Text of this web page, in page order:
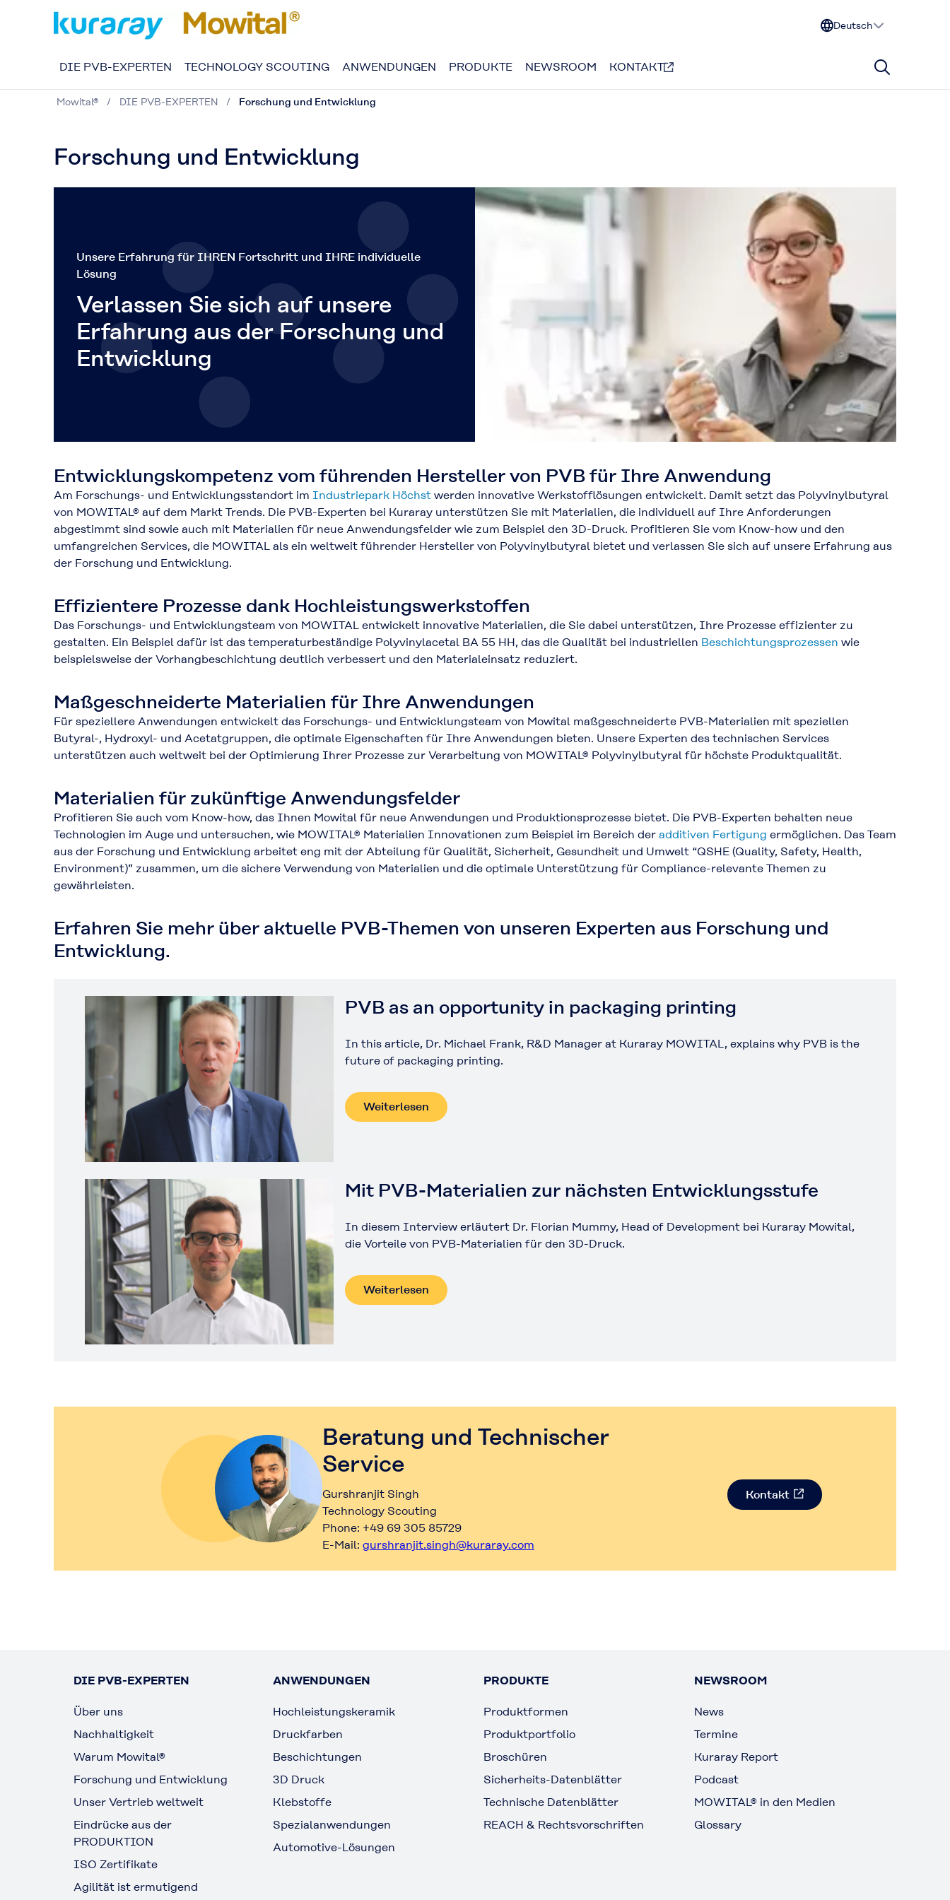
Deutsch
DIE PVB-EXPERTEN TECHNOLOGY SCOUTING ANWENDUNGEN PRODUKTE NEWSROOM KONTAKT
Mowital® DIE PVB-EXPERTEN Forschung und Entwicklung
Forschung und Entwicklung
Unsere Erfahrung für IHREN Fortschritt und IHRE individuelle
Lösung
Verlassen Sie sich auf unsere
Erfahrung aus der Forschung und
Entwicklung
Entwicklungskompetenz vom führenden Hersteller von PVB für Ihre Anwendung
Am Forschungs- und Entwicklungsstandort im Industriepark Höchst werden innovative Werkstofflösungen entwickelt. Damit setzt das Polyvinylbutyral
von MOWITAL® auf dem Markt Trends. Die PVB-Experten bei Kuraray unterstützen Sie mit Materialien, die individuell auf Ihre Anforderungen
abgestimmt sind sowie auch mit Materialien für neue Anwendungsfelder wie zum Beispiel den 3D-Druck. Profitieren Sie vom Know-how und den
umfangreichen Services, die MOWITAL als ein weltweit führender Hersteller von Polyvinylbutyral bietet und verlassen Sie sich auf unsere Erfahrung aus
der Forschung und Entwicklung.
Effizientere Prozesse dank Hochleistungswerkstoffen
Das Forschungs- und Entwicklungsteam von MOWITAL entwickelt innovative Materialien, die Sie dabei unterstützen, Ihre Prozesse effizienter zu
gestalten. Ein Beispiel dafür ist das temperaturbeständige Polyvinylacetal BA 55 HH, das die Qualität bei industriellen Beschichtungsprozessen wie
beispielsweise der Vorhangbeschichtung deutlich verbessert und den Materialeinsatz reduziert.
Maßgeschneiderte Materialien für Ihre Anwendungen
Für speziellere Anwendungen entwickelt das Forschungs- und Entwicklungsteam von Mowital maßgeschneiderte PVB-Materialien mit speziellen
Butyral-, Hydroxyl- und Acetatgruppen, die optimale Eigenschaften für Ihre Anwendungen bieten. Unsere Experten des technischen Services
unterstützen auch weltweit bei der Optimierung Ihrer Prozesse zur Verarbeitung von MOWITAL® Polyvinylbutyral für höchste Produktqualität.
Materialien für zukünftige Anwendungsfelder
Profitieren Sie auch vom Know-how, das Ihnen Mowital für neue Anwendungen und Produktionsprozesse bietet. Die PVB-Experten behalten neue
Technologien im Auge und untersuchen, wie MOWITAL® Materialien Innovationen zum Beispiel im Bereich der additiven Fertigung ermöglichen. Das Team
aus der Forschung und Entwicklung arbeitet eng mit der Abteilung für Qualität, Sicherheit, Gesundheit und Umwelt “QSHE (Quality, Safety, Health,
Environment)” zusammen, um die sichere Verwendung von Materialien und die optimale Unterstützung für Compliance-relevante Themen zu
gewährleisten.
Erfahren Sie mehr über aktuelle PVB-Themen von unseren Experten aus Forschung und
Entwicklung.
PVB as an opportunity in packaging printing
In this article, Dr. Michael Frank, R&D Manager at Kuraray MOWITAL, explains why PVB is the
future of packaging printing.
Weiterlesen
Mit PVB-Materialien zur nächsten Entwicklungsstufe
In diesem Interview erläutert Dr. Florian Mummy, Head of Development bei Kuraray Mowital,
die Vorteile von PVB-Materialien für den 3D-Druck.
Weiterlesen
Beratung und Technischer
Service
Gurshranjit Singh
Technology Scouting
Phone: +49 69 305 85729
E-Mail: gurshranjit.singh@kuraray.com
Kontakt
DIE PVB-EXPERTEN
Über uns
Nachhaltigkeit
Warum Mowital®
Forschung und Entwicklung
Unser Vertrieb weltweit
Eindrücke aus der
PRODUKTION
ISO Zertifikate
Agilität ist ermutigend
ANWENDUNGEN
Hochleistungskeramik
Druckfarben
Beschichtungen
3D Druck
Klebstoffe
Spezialanwendungen
Automotive-Lösungen
PRODUKTE
Produktformen
Produktportfolio
Broschüren
Sicherheits-Datenblätter
Technische Datenblätter
REACH & Rechtsvorschriften
NEWSROOM
News
Termine
Kuraray Report
Podcast
MOWITAL® in den Medien
Glossary